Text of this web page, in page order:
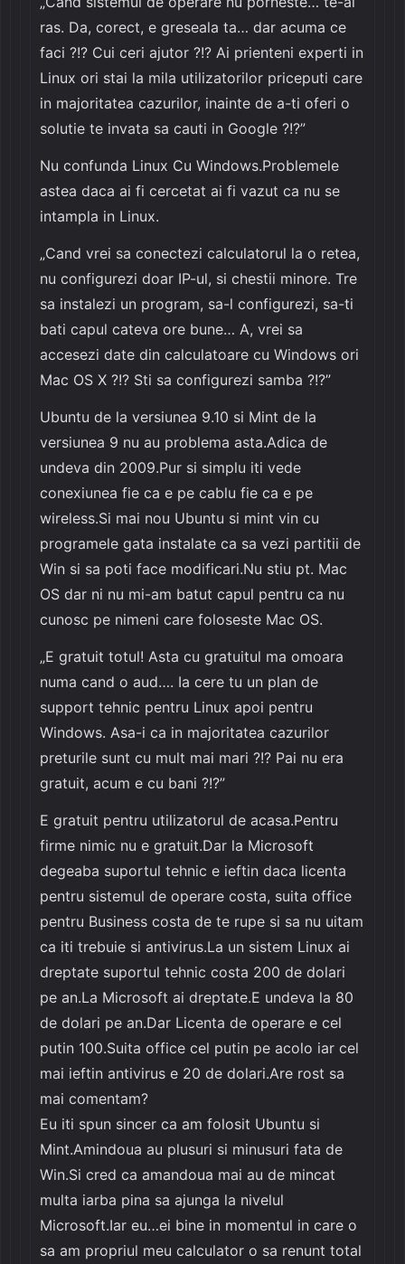
ras. Da, corect, e greseala ta… dar acuma ce
faci ?!? Cui ceri ajutor ?!? Ai prienteni experti in
Linux ori stai la mila utilizatorilor priceputi care
in majoritatea cazurilor, inainte de a-ti oferi o
solutie te invata sa cauti in Google ?!?”
Nu confunda Linux Cu Windows.Problemele
astea daca ai fi cercetat ai fi vazut ca nu se
intampla in Linux.
„Cand vrei sa conectezi calculatorul la o retea,
nu configurezi doar IP-ul, si chestii minore. Tre
sa instalezi un program, sa-l configurezi, sa-ti
bati capul cateva ore bune… A, vrei sa
accesezi date din calculatoare cu Windows ori
Mac OS X ?!? Sti sa configurezi samba ?!?”
Ubuntu de la versiunea 9.10 si Mint de la
versiunea 9 nu au problema asta.Adica de
undeva din 2009.Pur si simplu iti vede
conexiunea fie ca e pe cablu fie ca e pe
wireless.Si mai nou Ubuntu si mint vin cu
programele gata instalate ca sa vezi partitii de
Win si sa poti face modificari.Nu stiu pt. Mac
OS dar ni nu mi-am batut capul pentru ca nu
cunosc pe nimeni care foloseste Mac OS.
„E gratuit totul! Asta cu gratuitul ma omoara
numa cand o aud…. Ia cere tu un plan de
support tehnic pentru Linux apoi pentru
Windows. Asa-i ca in majoritatea cazurilor
preturile sunt cu mult mai mari ?!? Pai nu era
gratuit, acum e cu bani ?!?”
E gratuit pentru utilizatorul de acasa.Pentru
firme nimic nu e gratuit.Dar la Microsoft
degeaba suportul tehnic e ieftin daca licenta
pentru sistemul de operare costa, suita office
pentru Business costa de te rupe si sa nu uitam
ca iti trebuie si antivirus.La un sistem Linux ai
dreptate suportul tehnic costa 200 de dolari
pe an.La Microsoft ai dreptate.E undeva la 80
de dolari pe an.Dar Licenta de operare e cel
putin 100.Suita office cel putin pe acolo iar cel
mai ieftin antivirus e 20 de dolari.Are rost sa
mai comentam?
Eu iti spun sincer ca am folosit Ubuntu si
Mint.Amindoua au plusuri si minusuri fata de
Win.Si cred ca amandoua mai au de mincat
multa iarba pina sa ajunga la nivelul
Microsoft.Iar eu…ei bine in momentul in care o
sa am propriul meu calculator o sa renunt total